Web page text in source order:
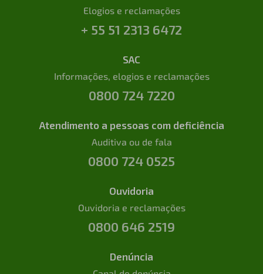
Elogios e reclamações
+ 55 51 2313 6472
SAC
Informações, elogios e reclamações
0800 724 7220
Atendimento a pessoas com deficiência
Auditiva ou de fala
0800 724 0525
Ouvidoria
Ouvidoria e reclamações
0800 646 2519
Denúncia